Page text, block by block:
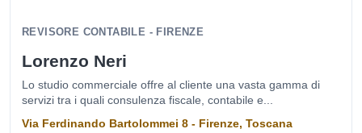
REVISORE CONTABILE - FIRENZE
Lorenzo Neri
Lo studio commerciale offre al cliente una vasta gamma di
servizi tra i quali consulenza fiscale, contabile e...
Via Ferdinando Bartolommei 8 - Firenze, Toscana